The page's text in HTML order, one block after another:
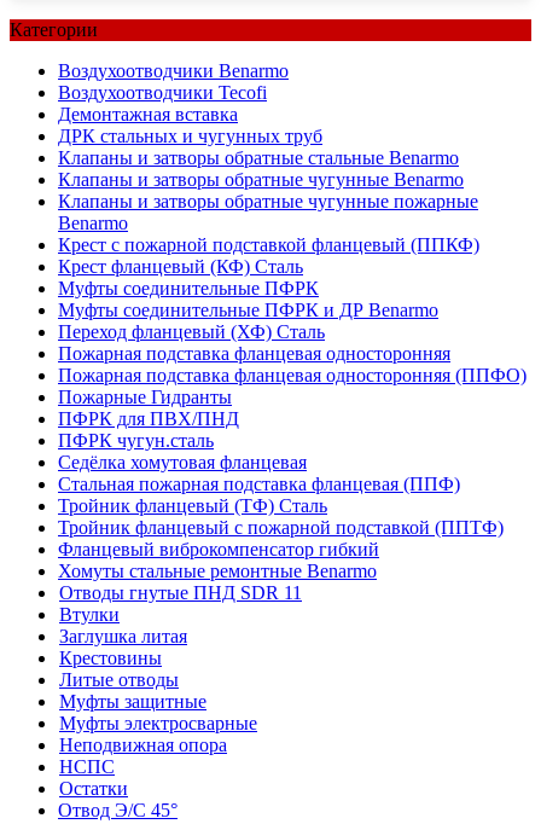
Категории
Воздухоотводчики Benarmo
Воздухоотводчики Tecofi
Демонтажная вставка
ДРК стальных и чугунных труб
Клапаны и затворы обратные стальные Benarmo
Клапаны и затворы обратные чугунные Benarmo
Клапаны и затворы обратные чугунные пожарные
Benarmo
Крест с пожарной подставкой фланцевый (ППКФ)
Крест фланцевый (КФ) Сталь
Муфты соединительные ПФРК
Муфты соединительные ПФРК и ДР Benarmo
Переход фланцевый (ХФ) Сталь
Пожарная подставка фланцевая односторонняя
Пожарная подставка фланцевая односторонняя (ППФО)
Пожарные Гидранты
ПФРК для ПВХ/ПНД
ПФРК чугун.сталь
Седёлка хомутовая фланцевая
Стальная пожарная подставка фланцевая (ППФ)
Тройник фланцевый (ТФ) Сталь
Тройник фланцевый с пожарной подставкой (ППТФ)
Фланцевый виброкомпенсатор гибкий
Хомуты стальные ремонтные Benarmo
Отводы гнутые ПНД SDR 11
Втулки
Заглушка литая
Крестовины
Литые отводы
Муфты защитные
Муфты электросварные
Неподвижная опора
НСПС
Остатки
Отвод Э/С 45°